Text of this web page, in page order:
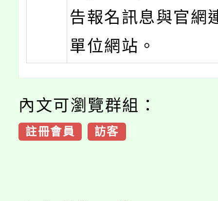
告報名訊息與官網
單位網站。
內文可瀏覽群組：
註冊會員 訪客